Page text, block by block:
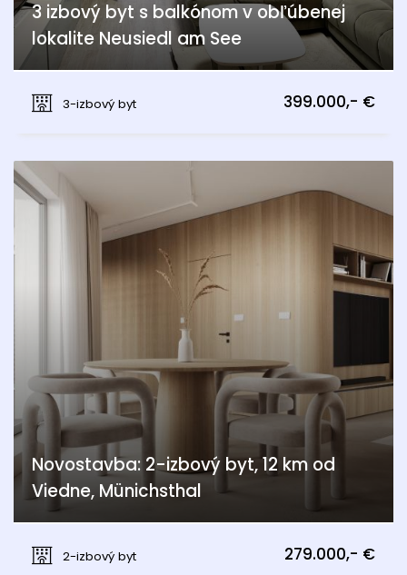
3 izbový byt s balkónom v obľúbenej
lokalite Neusiedl am See
3-izbový byt
399.000,- €
Novostavba: 2-izbový byt, 12 km od
Viedne, Münichsthal
2-izbový byt
279.000,- €